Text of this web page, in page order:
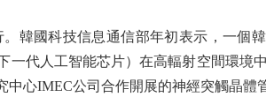
國科技信息通信部年初表示，一個
一代人工智能芯片）在高輻射空間環境
心IMEC公司合作開展的神經突觸晶體